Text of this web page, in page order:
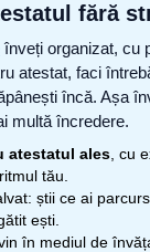
fără
înveți organizat, cu
atestat, faci
încă. Așa
multă încredere.
atestatul ales , cu
tău.
știi ce ai
ești.
în mediul de